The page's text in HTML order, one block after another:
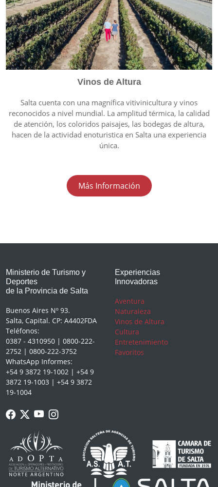
Vinos de Altura
Salta cuenta con una magnífica vitivinicultura y vinos
reconocidos a nivel mundial. La amplitud térmica, la calidad
de atención, los coloridos paisajes, las bodegas de altura,
hacen de la actividad enoturistica en Salta una experiencia
única.
Más Información
Ministerio de Turismo y
Deportes
de la Provincia de Salta
Buenos Aires Nº 93.
Salta, Capital. CP: A4402FDA
Teléfonos:
0387 - 4310950 | 0800-222-
2752 | 0800-222-3752
WhatsApp Informes:
+54 9 3872 19-1002 | +54 9
3872 19-1003 | +54 9 3872
19-1004
Experiencias
Innovadoras
Aventura
Naturaleza
Vinos de Altura
Cultura
Entretenimiento
Favoritos